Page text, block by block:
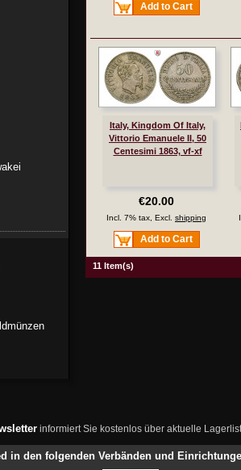
Add to Cart
Italy, Kingdom Of Italy,
Vittorio Emanuele II, 50
Centesimi 1863, vf-xf
€20.00
Incl. 7% tax, Excl. shipping
Add to Cart
11 Item(s)
informiert Sie kostenlos über aktuelle
in den folgenden Verbänden und